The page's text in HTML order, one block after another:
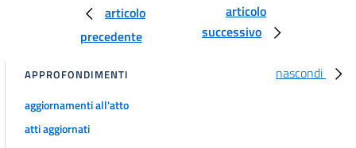
31 quater
32
32 bis
32 ter
articolo
precedente
articolo
successivo
nascondi
APPROFONDIMENTI
aggiornamenti all'atto
atti aggiornati